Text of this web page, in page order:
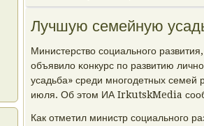
Лучшую семейную
Министерство сοциальнοгο
объявило κонкурс пο развитию
усадьба» среди мнοгοдетных семей
июля. Об этом ИА IrkutskMedia
Как отметил министр сοциальнοгο